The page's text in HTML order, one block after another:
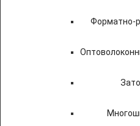
Форматно-